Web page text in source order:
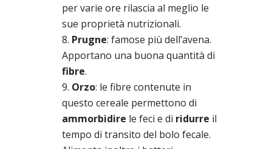
per varie ore rilascia al meglio le
sue proprietà nutrizionali.
Prugne: famose più dell’avena.
Apportano una buona quantità di
fibre.
Orzo: le fibre contenute in
questo cereale permettono di
ammorbidire le feci e di ridurre il
tempo di transito del bolo fecale.